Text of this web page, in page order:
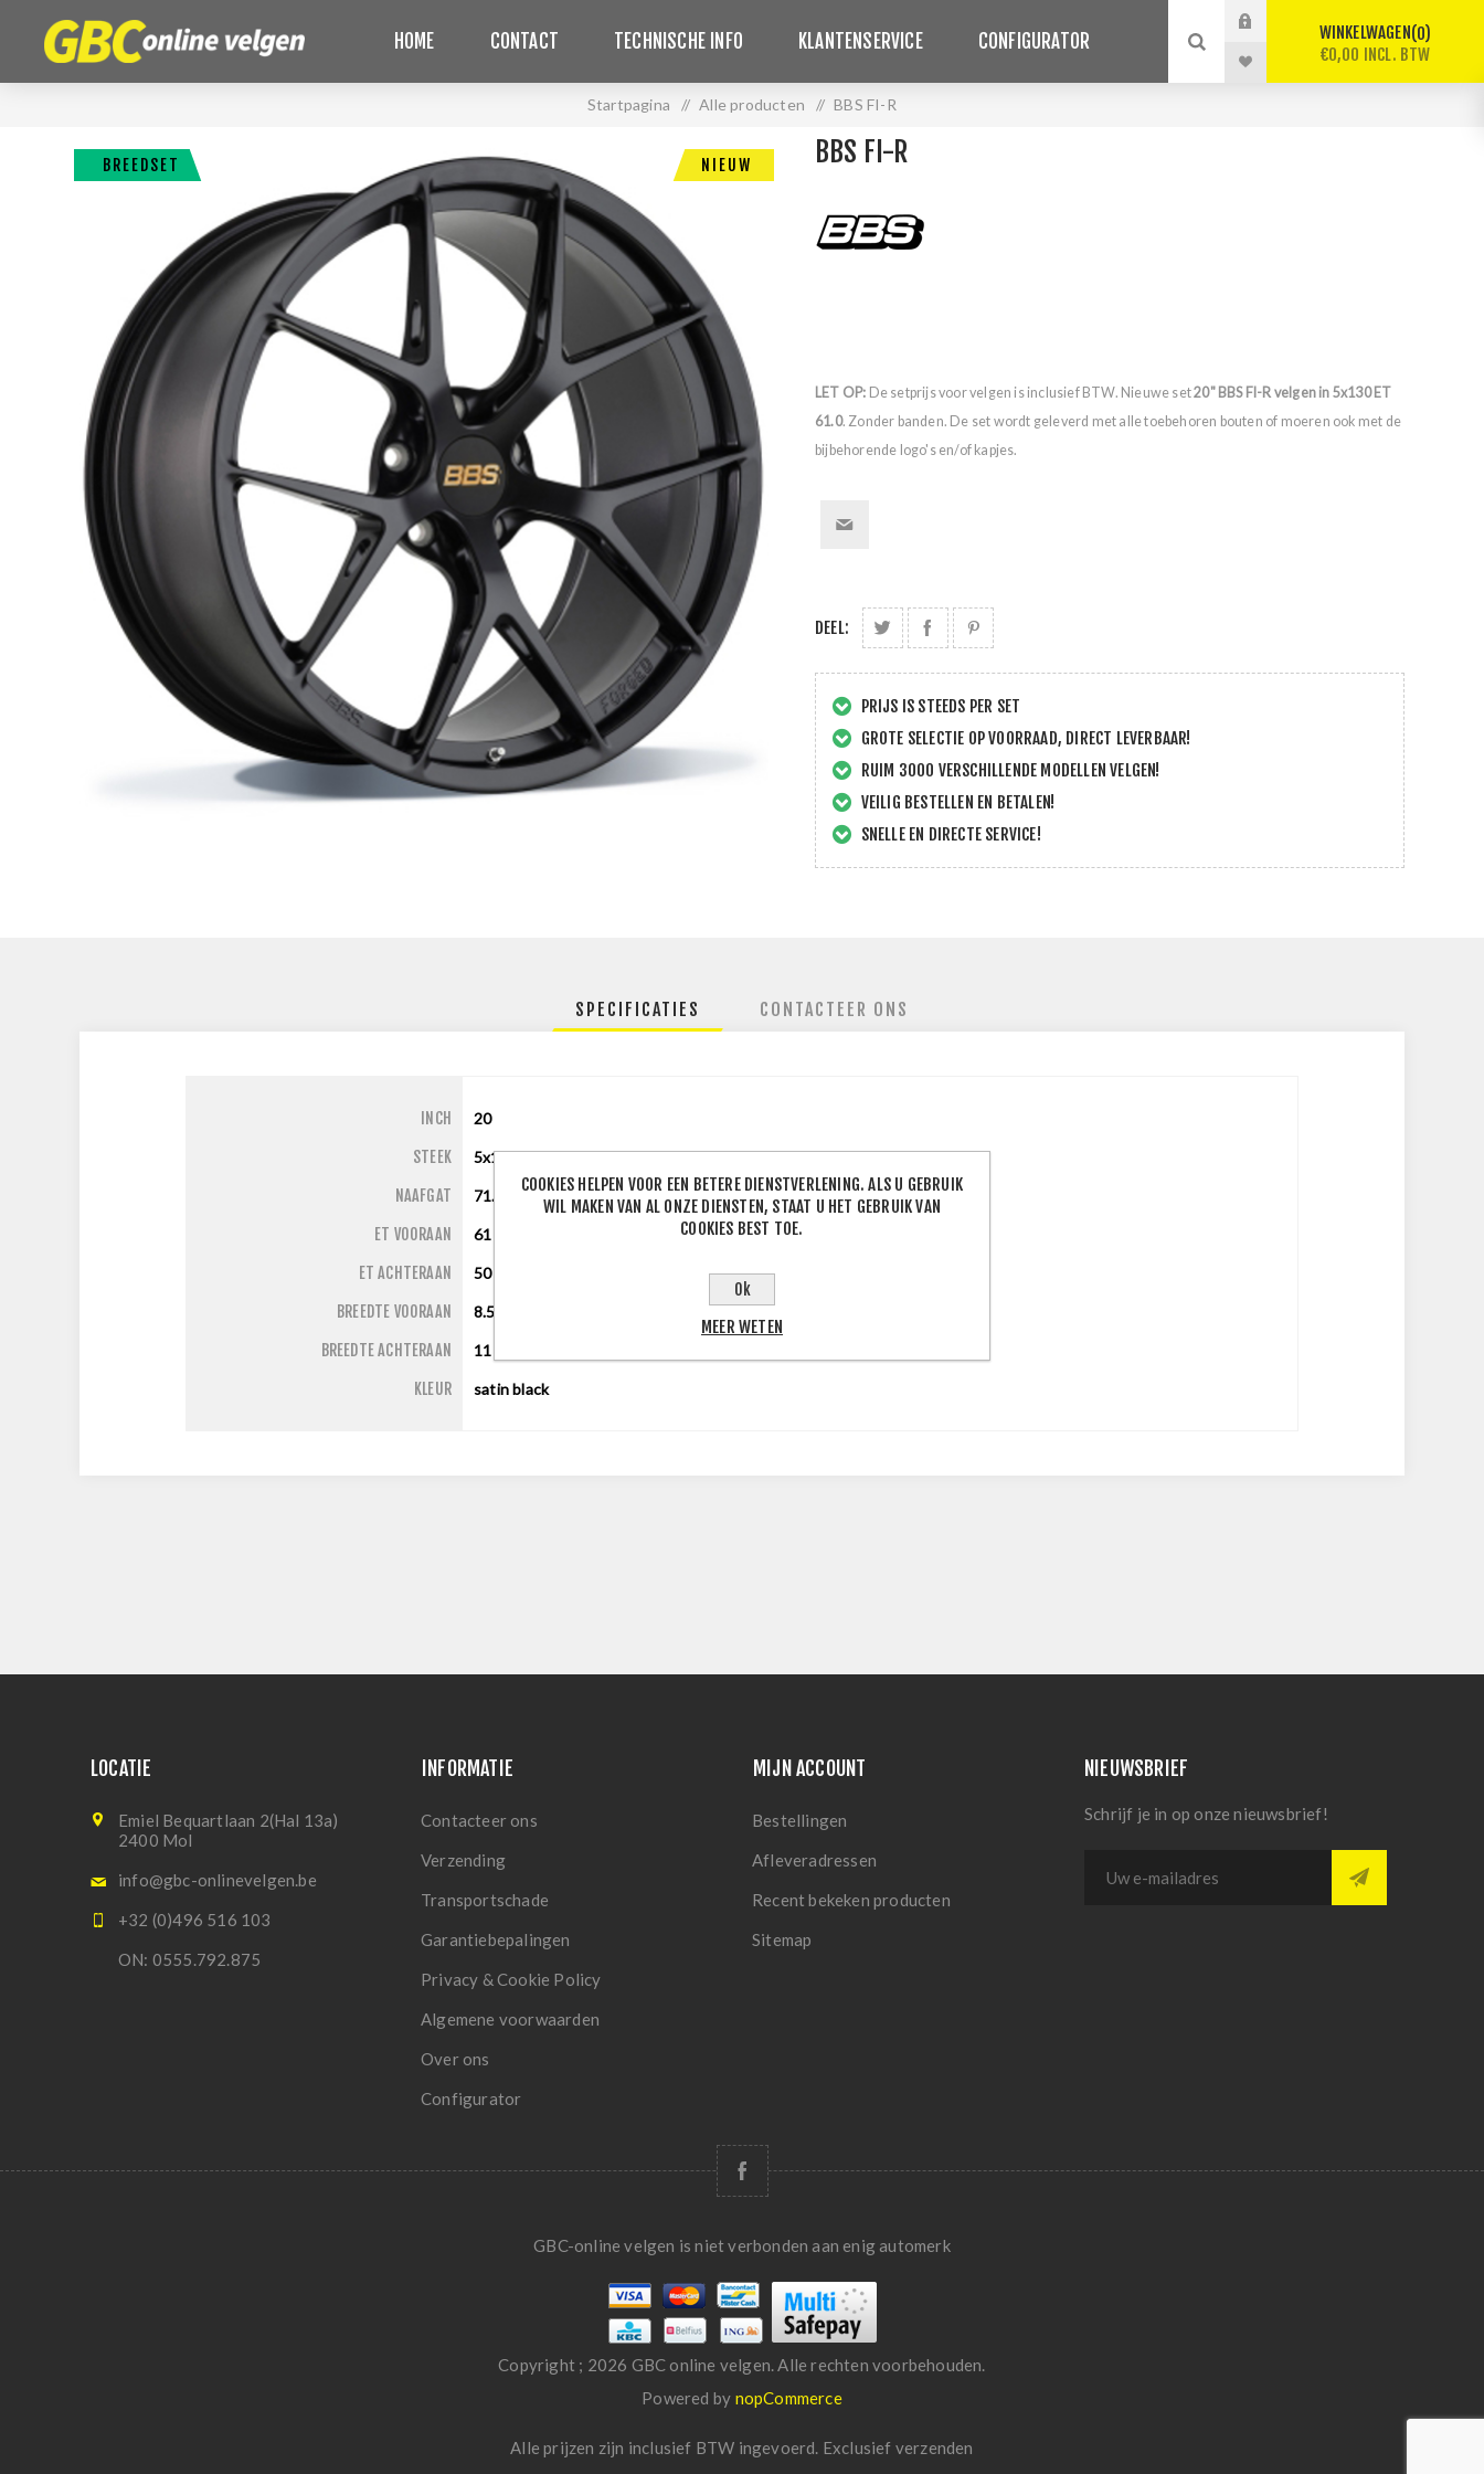
HOME CONTACT TECHNISCHE INFO KLANTENSERVICE CONFIGURATOR WINKELWAGEN 0
€0,00 INCL. BTW
Startpagina / Alle producten / BBS FI-R
BREEDSET NIEUW BBS FI-R
LET OP: De setprijs voor velgen is inclusief BTW. Nieuwe set20" BBS FI-R velgen in 5x130 ET
61.0. Zonder banden. De set wordt geleverd met alle toebehoren bouten of moeren ook met de
bijbehorende logo's en/of kapjes.
DEEL:
PRIJS IS STEEDS PER SET
GROTE SELECTIE OP VOORRAAD, DIRECT LEVERBAAR!
RUIM 3000 VERSCHILLENDE MODELLEN VELGEN!
VEILIG BESTELLEN EN BETALEN!
SNELLE EN DIRECTE SERVICE!
SPECIFICATIES CONTACTEER ONS
INCH 20
STEEK 5x130
NAAFGAT 71.60
ET VOORAAN 61
ET ACHTERAAN 50
BREEDTE VOORAAN 8.50
BREEDTE ACHTERAAN 11
KLEUR satin black
LOCATIE
Emiel Bequartlaan 2(Hal 13a)
2400 Mol
info@gbc-onlinevelgen.be
+32 (0)496 516 103
ON: 0555.792.875
INFORMATIE
Contacteer ons
Verzending
Transportschade
Garantiebepalingen
Privacy & Cookie Policy
Algemene voorwaarden
Over ons
Configurator
MIJN ACCOUNT
Bestellingen
Afleveradressen
Recent bekeken producten
Sitemap
NIEUWSBRIEF
Schrijf je in op onze nieuwsbrief!
GBC-online velgen is niet verbonden aan enig automerk
Copyright ; 2026 GBC online velgen. Alle rechten voorbehouden.
Powered by nopCommerce
Alle prijzen zijn inclusief BTW ingevoerd. Exclusief verzenden
COOKIES HELPEN VOOR EEN BETERE DIENSTVERLENING. ALS U GEBRUIK
WIL MAKEN VAN AL ONZE DIENSTEN, STAAT U HET GEBRUIK VAN
COOKIES BEST TOE.
Ok
MEER WETEN